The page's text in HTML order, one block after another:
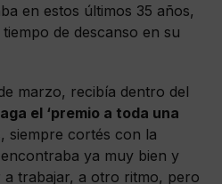
en estos últimos 35 años,
de descanso en su
marzo, recibía dentro del
el ‘premio a toda una
siempre cortés con la
ya muy bien y
trabajar, a otro ritmo, pero